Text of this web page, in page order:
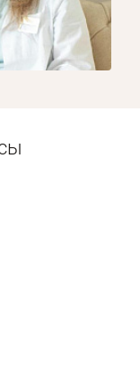
1/8